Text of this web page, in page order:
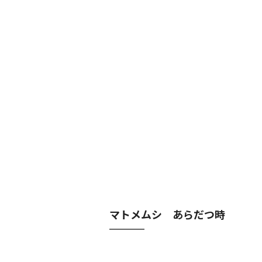
マトメムシ あらだつ時